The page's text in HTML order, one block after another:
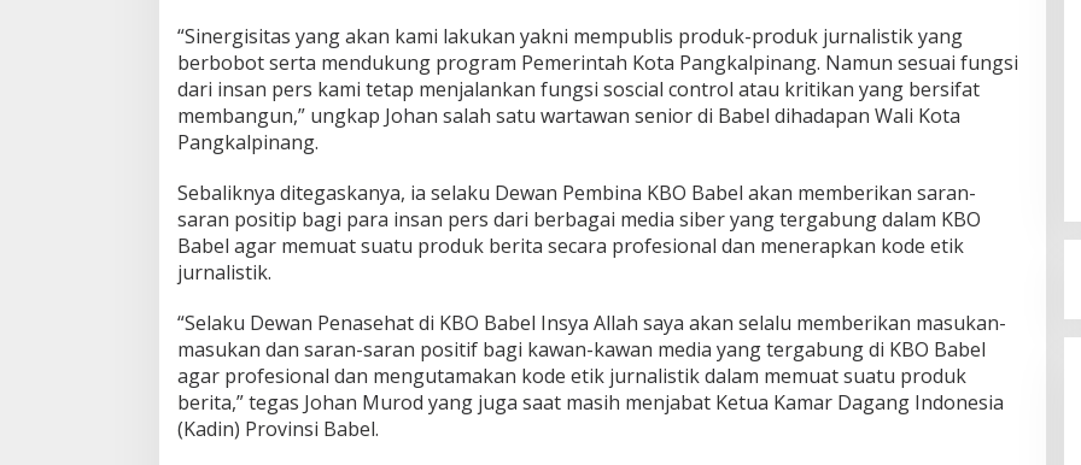
(
K
B
O
B
e
l
)
“Sinergisitas yang akan kami lakukan yakni mempublis produk-produk jurnalistik yang
berbobot serta mendukung program Pemerintah Kota Pangkalpinang. Namun sesuai fungsi
dari insan pers kami tetap menjalankan fungsi soscial control atau kritikan yang bersifat
membangun,” ungkap Johan salah satu wartawan senior di Babel dihadapan Wali Kota
Pangkalpinang.
Sebaliknya ditegaskanya, ia selaku Dewan Pembina KBO Babel akan memberikan saran-
saran positip bagi para insan pers dari berbagai media siber yang tergabung dalam KBO
Babel agar memuat suatu produk berita secara profesional dan menerapkan kode etik
jurnalistik.
“Selaku Dewan Penasehat di KBO Babel Insya Allah saya akan selalu memberikan masukan-
masukan dan saran-saran positif bagi kawan-kawan media yang tergabung di KBO Babel
agar profesional dan mengutamakan kode etik jurnalistik dalam memuat suatu produk
berita,” tegas Johan Murod yang juga saat masih menjabat Ketua Kamar Dagang Indonesia
(Kadin) Provinsi Babel.